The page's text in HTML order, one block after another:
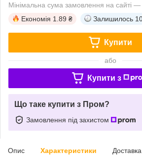
Мінімальна сума замовлення на сайті
Економія 1.89 ₴ Залишилось
Купити
або
Купити з
Що таке купити з Пром?
Замовлення під захистом
Опис Характеристики Доставка